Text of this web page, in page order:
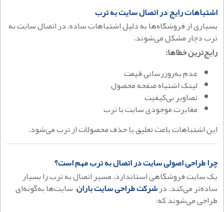
اشتباهات رایج در اتصال سایت به ترب
بسیاری از فروشگاه‌ها به دلیل اشتباهات ساده، در اتصال سایت به
ترب دچار مشکل می‌شوند.
رایج‌ترین خطاها:
عدم به‌روزرسانی قیمت
لینک اشتباه صفحه محصول
تصاویر بی‌کیفیت
مغایرت موجودی سایت با ترب
این اشتباهات باعث تعلیق یا حذف محصولات از ترب می‌شود.
چرا طراحی اصولی سایت در اتصال به ترب مهم است؟
یک سایت فروشگاهی استاندارد، مسیر اتصال به ترب را بسیار
ساده‌تر می‌کند. درشرکت طراحی سایت باران، سایت‌ها به‌گونه‌ای
طراحی می‌شوند که: